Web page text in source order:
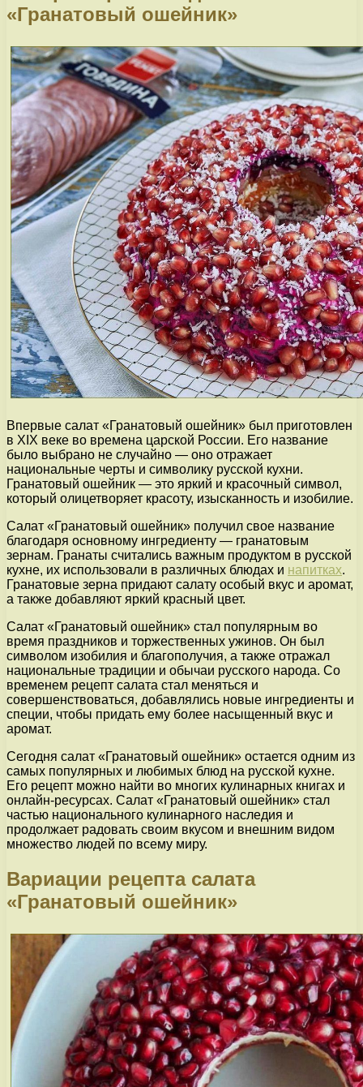
«Гранатовый ошейник»
Впервые салат «Гранатовый ошейник» был приготовлен
в XIX веке во времена царской России. Его название
было выбрано не случайно — оно отражает
национальные черты и символику русской кухни.
Гранатовый ошейник — это яркий и красочный символ,
который олицетворяет красоту, изысканность и изобилие.
Салат «Гранатовый ошейник» получил свое название
благодаря основному ингредиенту — гранатовым
зернам. Гранаты считались важным продуктом в русской
кухне, их использовали в различных блюдах и напитках.
Гранатовые зерна придают салату особый вкус и аромат,
а также добавляют яркий красный цвет.
Салат «Гранатовый ошейник» стал популярным во
время праздников и торжественных ужинов. Он был
символом изобилия и благополучия, а также отражал
национальные традиции и обычаи русского народа. Со
временем рецепт салата стал меняться и
совершенствоваться, добавлялись новые ингредиенты и
специи, чтобы придать ему более насыщенный вкус и
аромат.
Сегодня салат «Гранатовый ошейник» остается одним из
самых популярных и любимых блюд на русской кухне.
Его рецепт можно найти во многих кулинарных книгах и
онлайн-ресурсах. Салат «Гранатовый ошейник» стал
частью национального кулинарного наследия и
продолжает радовать своим вкусом и внешним видом
множество людей по всему миру.
Вариации рецепта салата
«Гранатовый ошейник»